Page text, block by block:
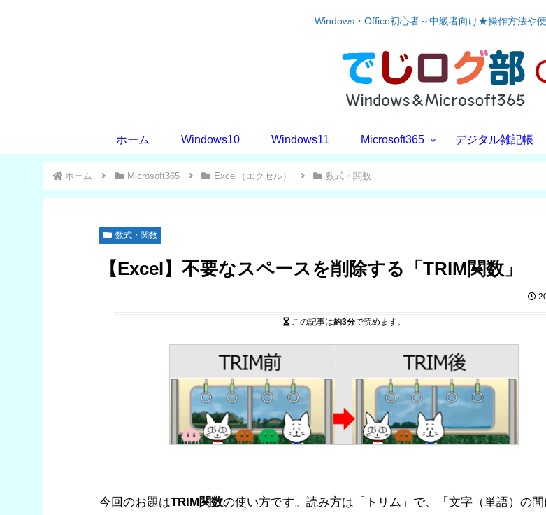
Windows・Office初心者～中級者向け★操作方法や
ホーム Windows10 Windows11 Microsoft365 デジタル雑記帳
ホーム Microsoft365 Excel（エクセル） 数式・関数
数式・関数
【Excel】不要なスペースを削除する「TRIM関数」
この記事は約3分で読めます。
今回のお題はTRIM関数の使い方です。読み方は「トリム」で、「文字（単語）の間